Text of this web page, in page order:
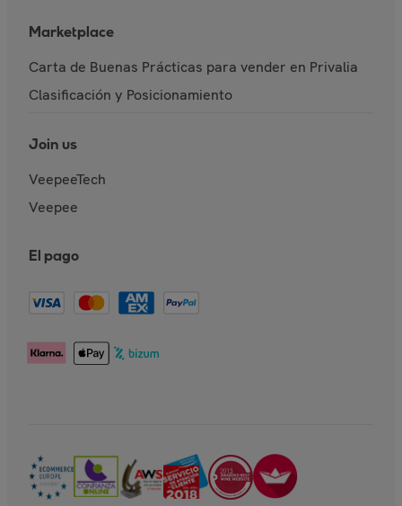
Marketplace
Carta de Buenas Prácticas para vender en Privalia
Clasificación y Posicionamiento
Join us
VeepeeTech
Veepee
El pago